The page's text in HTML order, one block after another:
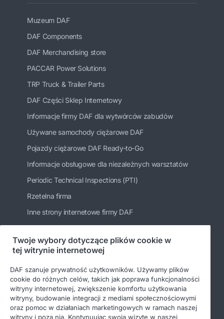
Muzeum DAF
DAF Components
DAF Merchandising store
PACCAR Power Solutions
TRP Truck & Trailer Parts
DAF Części Sklep Internetowy
Informacje firmy DAF dla wytwórców zabudów
Używane samochody ciężarowe DAF
Pojazdy ciężarowe DAF Ready-to-Go
Informacje obsługowe dla niezależnych warsztatów
Periodic Technical Inspections (PTI)
Rzetelna firma
Inne strony internetowe firmy DAF
Bądź na bieżąco
Twoje wybory dotyczące plików cookie w
tej witrynie internetowej
DAF szanuje prywatność użytkowników. Używamy plików
cookie do różnych celów, takich jak poprawa funkcjonalności
witryny internetowej, zwiększenie komfortu użytkowania
witryny, budowanie integracji z mediami społecznościowymi
oraz pomoc w działaniach marketingowych w ramach naszej
witryny i poza nią. Kontynuując swoją wizytę w naszej